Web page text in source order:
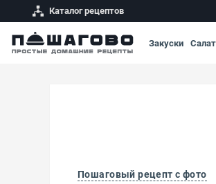
Каталог рецептов
Закуски
Пошаговый рецепт с фото